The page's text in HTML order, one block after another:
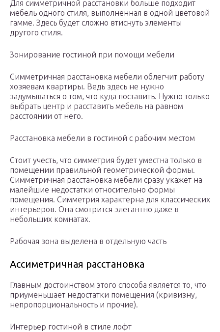
Для симметричной расстановки больше подходит
мебель одного стиля, выполненная в одной цветовой
гамме. Здесь будет сложно втиснуть элементы
другого стиля.
Зонирование гостиной при помощи мебели
Симметричная расстановка мебели облегчит работу
хозяевам квартиры. Ведь здесь не нужно
задумываться о том, что куда поставить. Нужно только
выбрать центр и расставить мебель на равном
расстоянии от него.
Расстановка мебели в гостиной с рабочим местом
Стоит учесть, что симметрия будет уместна только в
помещении правильной геометрической формы.
Симметричная расстановка мебели сразу укажет на
малейшие недостатки относительно формы
помещения. Симметрия характерна для классических
интерьеров. Она смотрится элегантно даже в
небольших комнатах.
Рабочая зона выделена в отдельную часть
Ассиметричная расстановка
Главным достоинством этого способа является то, что
приуменьшает недостатки помещения (кривизну,
непропорциональность и прочие).
Интерьер гостиной в стиле лофт